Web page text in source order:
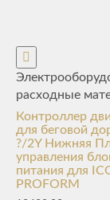
расходные
Контроллер
для беговой
?/2Y Нижняя
управления
питания для
PROFORM